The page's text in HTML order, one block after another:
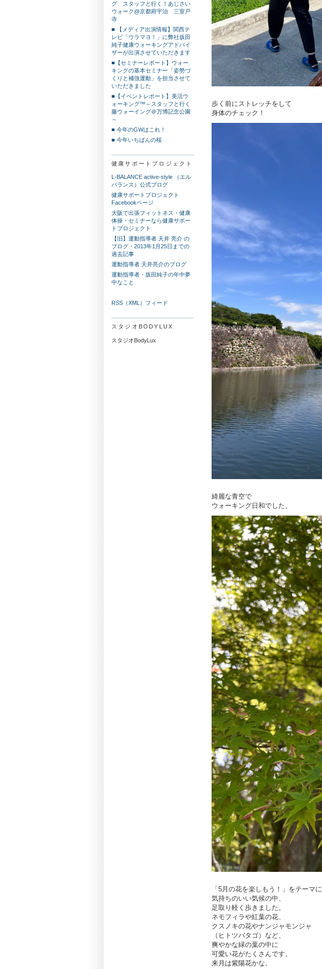
グ スタッフと行く！あじさい
ウォーク@京都府宇治 三室戸
寺
■ 【メディア出演情報】関西テ
レビ「ウラマヨ！」に弊社坂田
純子健康ウォーキングアドバイ
ザーが出演させていただきます
■【セミナーレポート】ウォー
キングの基本セミナー「姿勢づ
くりと補強運動」を担当させて
いただきました
■【イベントレポート】美活ウ
ォーキング™～スタッフと行く
藤ウォーイング＠万博記念公園
～
■ 今年のGWはこれ！
■ 今年いちばんの桜
健康サポートプロジェクト
L-BALANCE active-style （エル
バランス）公式ブログ
健康サポートプロジェクト
Facebookページ
大阪で出張フィットネス・健康
体操・セミナーなら健康サポー
トプロジェクト
【旧】運動指導者 天井 亮介 の
ブログ・2013年1月25日までの
過去記事
運動指導者 天井亮介のブログ
運動指導者・坂田純子の年中夢
中なこと
RSS（XML）フィード
スタジオBODYLUX
スタジオBodyLux
歩く前にストレッチをして
身体のチェック！
綺麗な青空で
ウォーキング日和でした。
「5月の花を楽しもう！」をテーマに
気持ちのいい気候の中、
足取り軽く歩きました。
ネモフィラや紅葉の花、
クスノキの花やナンジャモンジャ
（ヒトツバタゴ）など、
爽やかな緑の葉の中に
可愛い花がたくさんです。
来月は紫陽花かな。